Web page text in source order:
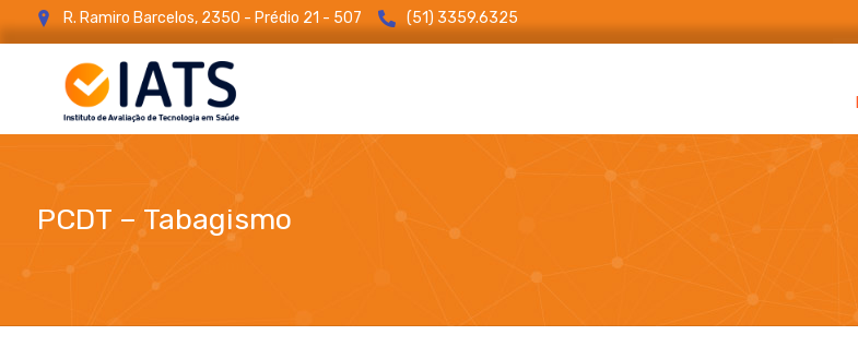
R. Ramiro Barcelos, 2350 - Prédio 21 - 507 (51) 3359.6325
PCDT – Tabagismo